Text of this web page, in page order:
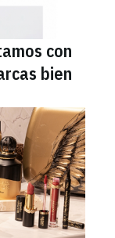
con
bien